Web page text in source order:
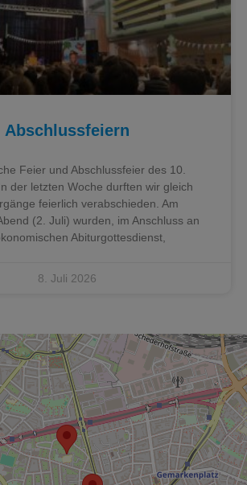
Abschlussfeiern
Feier und Abschlussfeier des 10.
der letzten Woche durften wir gleich
feierlich verabschieden. Am
(2. Juli) wurden, im Anschluss an
Abiturgottesdienst,
8. Juli 2026